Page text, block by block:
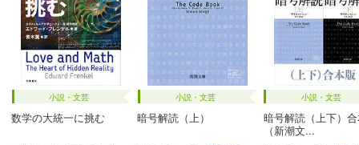
小説・文芸
数学の大統一に挑む
小説・文芸
暗号解読（上）
小説・文芸
暗号解読（上下）
（新潮文...